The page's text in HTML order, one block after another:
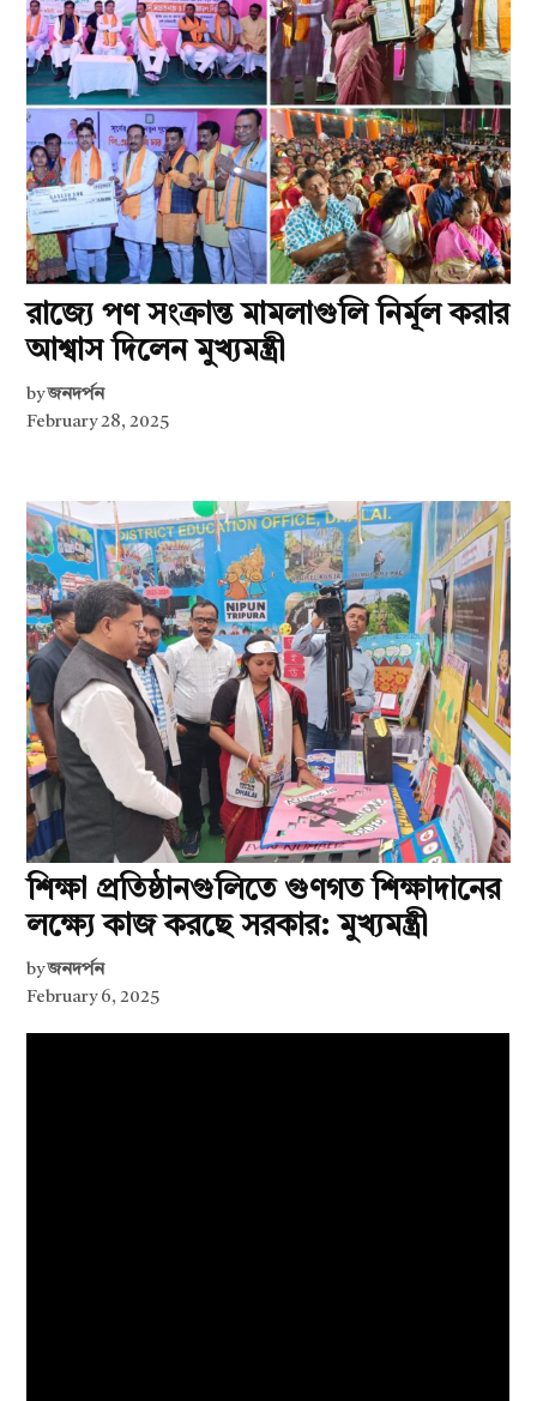
রাজ্যে পণ সংক্রান্ত মামলাগুলি নির্মূল করার
আশ্বাস দিলেন মুখ্যমন্ত্রী
by জনদর্পন
February 28, 2025
শিক্ষা প্রতিষ্ঠানগুলিতে গুণগত শিক্ষাদানের
লক্ষ্যে কাজ করছে সরকার: মুখ্যমন্ত্রী
by জনদর্পন
February 6, 2025